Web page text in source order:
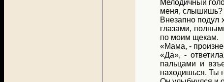
Мелодичный
меня, слышишь?
Внезапно подул
глазами,
по моим щекам.
«Мама, -
«Да», -
пальцами и
находишься. Ты